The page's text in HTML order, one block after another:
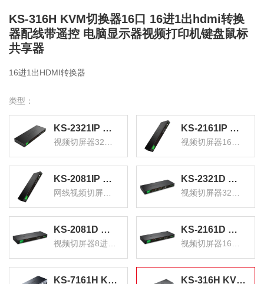
KS-316H KVM切换器16口 16进1出hdmi转换
器配线带遥控 电脑显示器视频打印机键盘鼠标
共享器
16进1出HDMI转换器
类型：
KS-2321IP 数字IP远程KVM切换器32口 视频切屏器32进1出 机架式网络转换器共享器支持远程 KS-2161IP 数字IP网口远程KVM切换器16口 视频切屏器16进1出 机架式网络转换器共享器支持远程
KS-2081IP 数字IP远程KVM切换器8口 网线视频切屏器8进1出 机架式网络转换器共享器支持远程 KS-2321D 数字KVM切换器32口 视频切屏器32进1出 机架式网络转换器共享器支持远程
KS-2081D 数字KVM切换器8口 视频切屏器8进1出 机架式网络转换器键鼠共享支持远程 KS-2161D 数字KVM切换器16口 视频切屏器16进1出 机架式网络转换器共享器
KS-7161H KVM切换器16口 16进1出HDMI切换器 USB高清视频电脑键鼠共享器 配线带音频机架式 KS-316H KVM切换器16口 16进1出hdmi转换器配线带遥控 电脑显示器视频打印机键盘鼠标共享器